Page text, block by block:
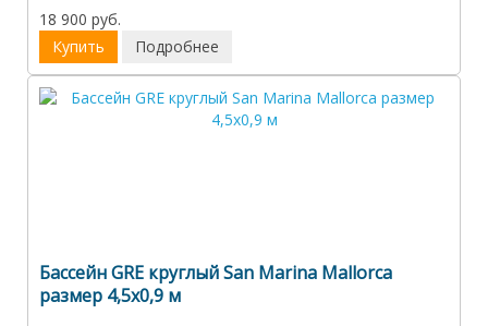
18 900 руб.
Купить
Подробнее
Бассейн GRE круглый San Marina Mallorca
размер 4,5х0,9 м